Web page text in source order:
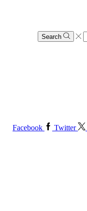
Search
Facebook
Twitter